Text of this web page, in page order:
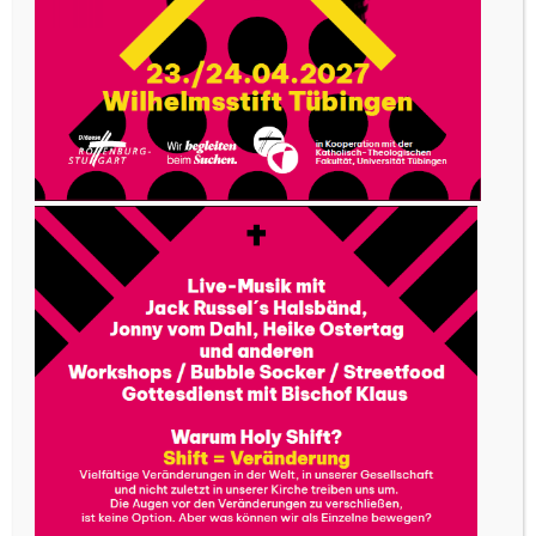
„JUGEND 2000“ geändert. Vor etwa fünf Jahren
habe ich zum ersten Mal eines ihrer
„Prayerfestivals“ besucht und war beeindruckt.
Durch die ansprechende und einfache
Erläuterung unserer Glaubensinhalte und die
Begegnung mit Jesus in der ausgesetzten
Eucharistie durfte ich erstmals erahnen, welche
Tiefen und welche Faszination sich in Gott und in
unserem Glauben verbirgt, welche sich so
langsam für mich zu öffnen begann.
Von einem der Teilnehmer wurde ich dann
der Jugend“, einem 4-tägigen Pfingsttreffen der
Lorettogemeinschaft in Salzburg, mitkommen
möchte. Das dortige Erlebnis war endgültig die